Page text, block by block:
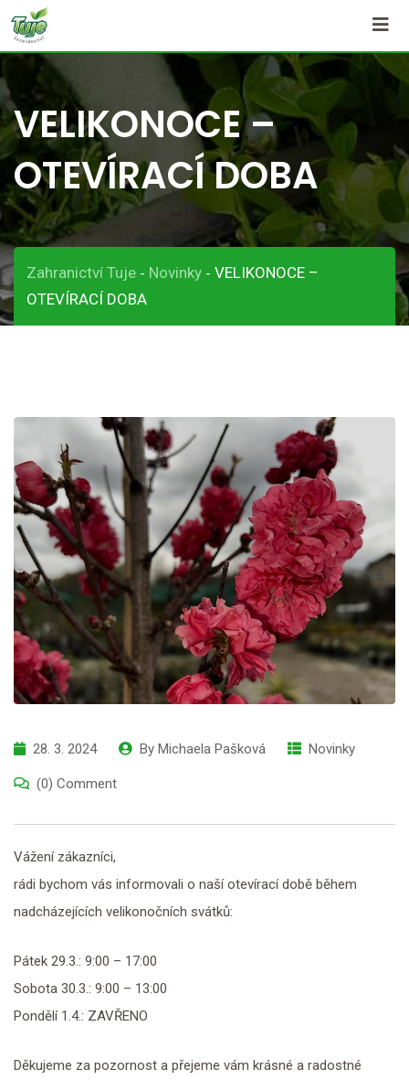
Skip
content
VELIKONOCE –
OTEVÍRACÍ DOBA
Zahranictví Tuje - Novinky - VELIKONOCE –
OTEVÍRACÍ DOBA
28. 3. 2024 By Michaela Pašková Novinky
(0) Comment
Vážení zákazníci,
rádi bychom vás informovali o naší otevírací době během
nadcházejících velikonočních svátků:
Pátek 29.3.: 9:00 – 17:00
Sobota 30.3.: 9:00 – 13:00
Pondělí 1.4.: ZAVŘENO
Děkujeme za pozornost a přejeme vám krásné a radostné